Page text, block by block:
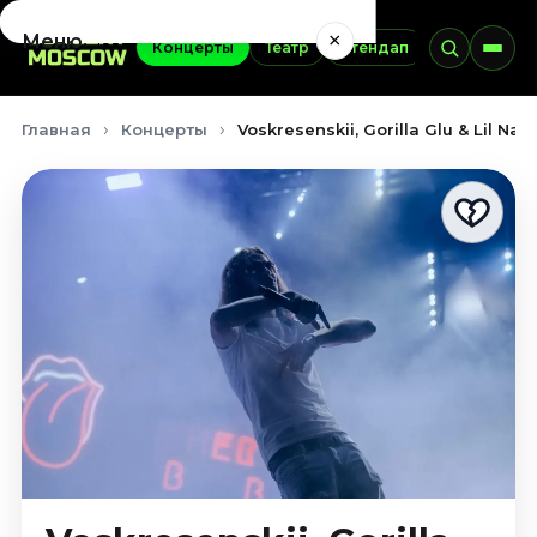
Концерты Театр Стендап Выставки
Меню ×
Сентябрь 2026
Театр
Август 2026
Сентябрь 2026
Октябрь 2026
Главная Концерты Voskresenskii, Gorilla Glu & Lil